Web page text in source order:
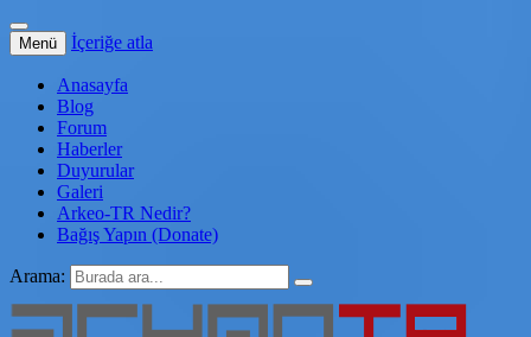
Menü İçeriğe atla
Anasayfa
Blog
Forum
Haberler
Duyurular
Galeri
Arkeo-TR Nedir?
Bağış Yapın (Donate)
Arama: